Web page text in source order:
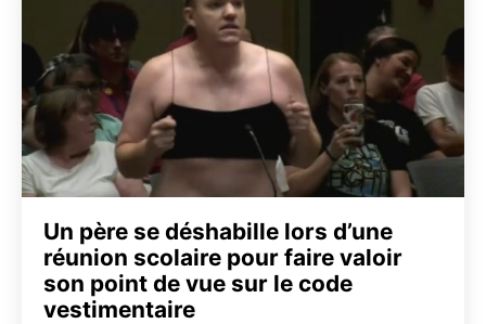
Un père se déshabille lors d’une
réunion scolaire pour faire valoir
son point de vue sur le code
vestimentaire